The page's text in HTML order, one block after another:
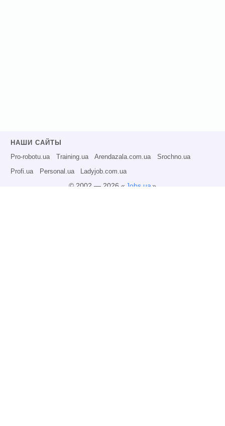
НАШИ САЙТЫ
Pro-robotu.ua Training.ua Arendazala.com.ua Srochno.ua
Profi.ua Personal.ua Ladyjob.com.ua
© 2002 — 2026 « Jobs.ua»